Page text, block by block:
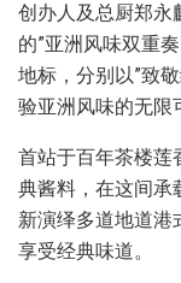
创办人及总厨郑永
的”亚洲风味双重
地标，分别以”致
验亚洲风味的无限
首站于百年茶楼莲
典酱料，在这间承
新演绎多道地道港
享受经典味道。